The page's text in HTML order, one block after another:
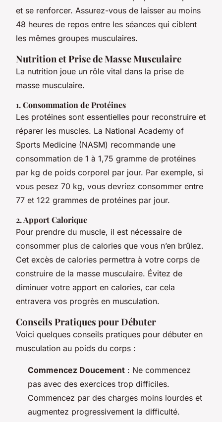
et se renforcer. Assurez-vous de laisser au moins
48 heures de repos entre les séances qui ciblent
les mêmes groupes musculaires.
Nutrition et Prise de Masse Musculaire
La nutrition joue un rôle vital dans la prise de
masse musculaire.
1. Consommation de Protéines
Les protéines sont essentielles pour reconstruire et
réparer les muscles. La National Academy of
Sports Medicine (NASM) recommande une
consommation de 1 à 1,75 gramme de protéines
par kg de poids corporel par jour. Par exemple, si
vous pesez 70 kg, vous devriez consommer entre
77 et 122 grammes de protéines par jour.
2. Apport Calorique
Pour prendre du muscle, il est nécessaire de
consommer plus de calories que vous n’en brûlez.
Cet excès de calories permettra à votre corps de
construire de la masse musculaire. Évitez de
diminuer votre apport en calories, car cela
entravera vos progrès en musculation.
Conseils Pratiques pour Débuter
Voici quelques conseils pratiques pour débuter en
musculation au poids du corps :
Commencez Doucement : Ne commencez
pas avec des exercices trop difficiles.
Commencez par des charges moins lourdes et
augmentez progressivement la difficulté.